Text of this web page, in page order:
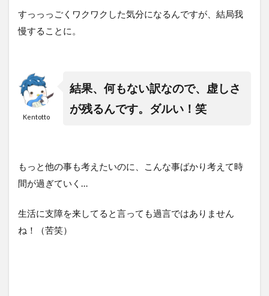
すっっっごくワクワクした気分になるんですが、結局我
慢することに。
Kentotto
結果、何もない訳なので、虚しさ
が残るんです。ダルい！笑
もっと他の事も考えたいのに、こんな事ばかり考えて時
間が過ぎていく…
生活に支障を来してると言っても過言ではありません
ね！（苦笑）